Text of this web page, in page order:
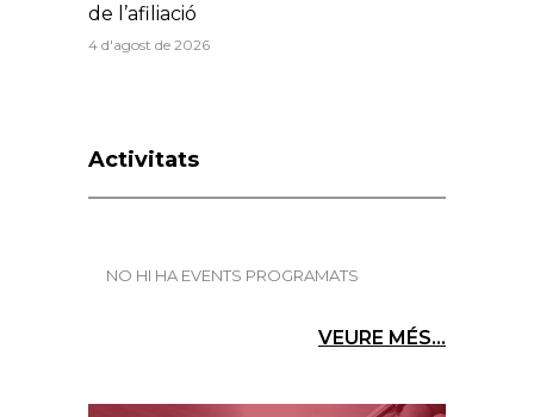
de l’afiliació
4 d'agost de 2026
Activitats
NO HI HA EVENTS PROGRAMATS
VEURE MÉS...